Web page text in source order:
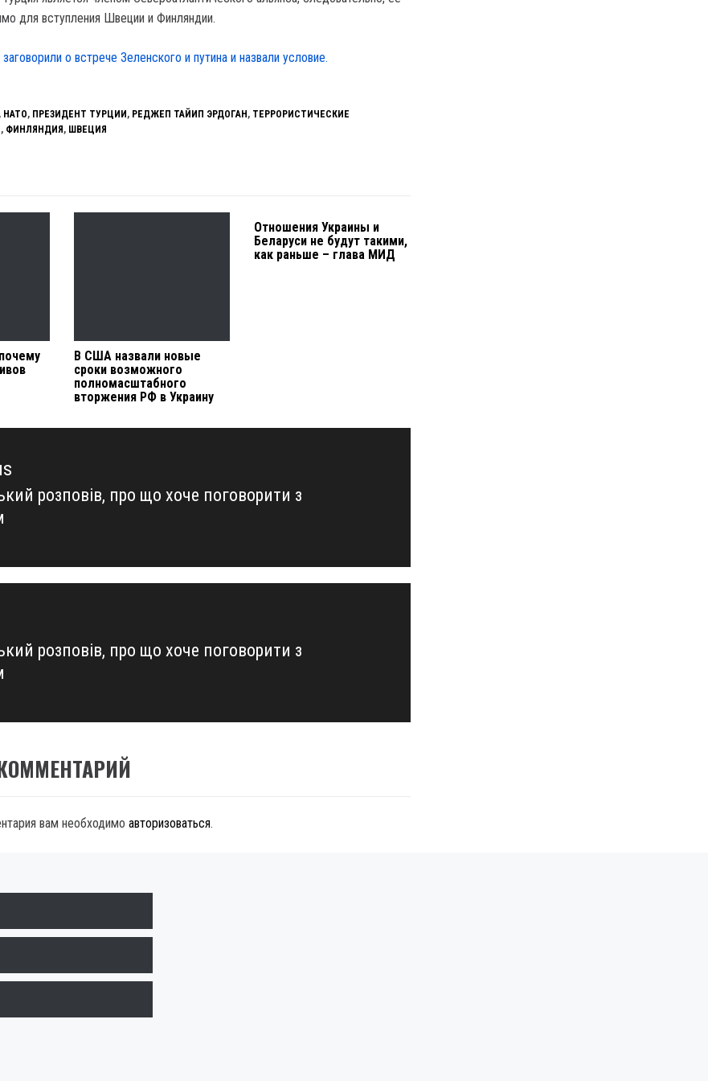
для вступления Швеции и Финляндии.
о встрече Зеленского и путина и назвали условие.
НАТО, ПРЕЗИДЕНТ ТУРЦИИ , РЕДЖЕП ТАЙИП ЭРДОГАН , ТЕРРОРИСТИЧЕСКИЕ
, ФИНЛЯНДИЯ , ШВЕЦИЯ
В США назвали новые
сроки возможного
полномасштабного
вторжения РФ в Украину
Отношения Украины и
Беларуси не будут такими,
как раньше – глава МИД
розповів, про що хоче поговорити з
розповів, про що хоче поговорити з
вам необходимо авторизоваться.